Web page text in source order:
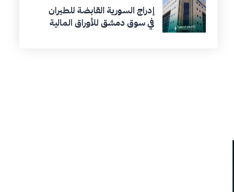
إدراج السورية القابضة للطيران
في سوق دمشق للأوراق المالية